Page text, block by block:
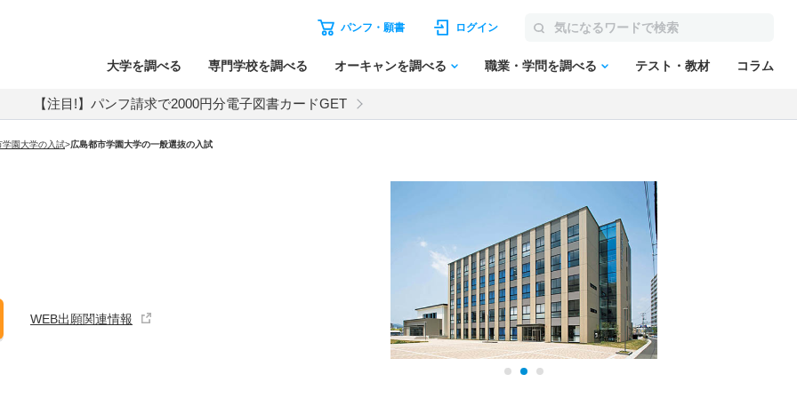
パンフ・願書 ログイン
大学を調べる 専門学校を調べる オーキャンを調べる 職業・学問を調べる テスト・教材 コラム
【注目!】パンフ請求で2000円分電子図書カードGET
学園大学の入試>広島都市学園大学の一般選抜の入試
WEB出願関連情報